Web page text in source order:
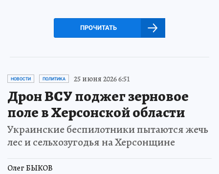
ПРОЧИТАТЬ
НОВОСТИ ПОЛИТИКА 25 июня 2026 6:51
Дрон ВСУ поджег зерновое
поле в Херсонской области
Украинские беспилотники пытаются жечь
лес и сельхозугодья на Херсонщине
Олег БЫКОВ